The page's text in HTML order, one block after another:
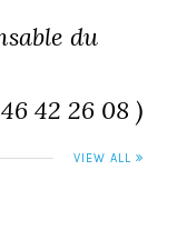
du
42 26 08 )
VIEW ALL